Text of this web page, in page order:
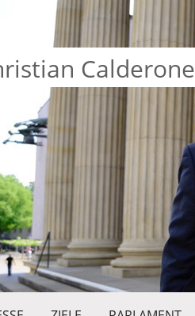
Calderone